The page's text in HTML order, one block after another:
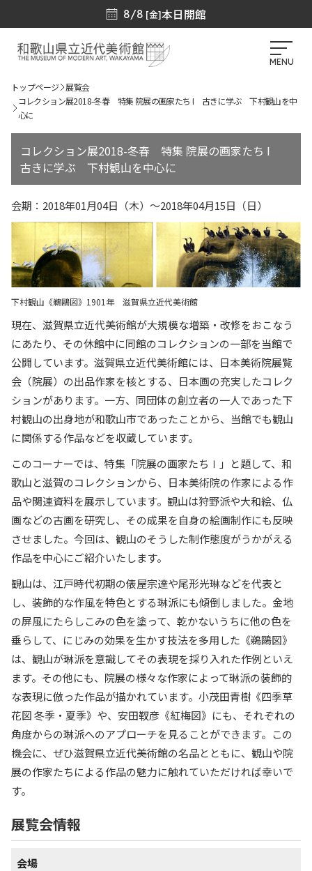
8/8 [金]本日開館
MENU
トップページ
展覧会
コレクション展2018-冬春 特集 院展の画家たち I 古きに学ぶ 下村観山を中
心に
コレクション展2018-冬春 特集 院展の画家たち I
古きに学ぶ 下村観山を中心に
会期：2018年01月04日（木）～2018年04月15日（日）
下村観山《鵜鷗図》1901年 滋賀県立近代美術館
現在、滋賀県立近代美術館が大規模な増築・改修をおこなう
にあたり、その休館中に同館のコレクションの一部を当館で
公開しています。滋賀県立近代美術館には、日本美術院展覧
会（院展）の出品作家を核とする、日本画の充実したコレク
ションがあります。一方、同団体の創立者の一人であった下
村観山の出身地が和歌山市であったことから、当館でも観山
に関係する作品などを収蔵しています。
このコーナーでは、特集「院展の画家たちⅠ」と題して、和
歌山と滋賀のコレクションから、日本美術院の作家による作
品や関連資料を展示しています。観山は狩野派や大和絵、仏
画などの古画を研究し、その成果を自身の絵画制作にも反映
させました。今回は、観山のそうした制作態度がうかがえる
作品を中心にご紹介いたします。
観山は、江戸時代初期の俵屋宗達や尾形光琳などを代表と
し、装飾的な作風を特色とする琳派にも傾倒しました。金地
の屏風にたらしこみの色を塗って、乾かないうちに他の色を
垂らして、にじみの効果を生かす技法を多用した《鵜鷗図》
は、観山が琳派を意識してその表現を採り入れた作例といえ
ます。その他にも、院展の様々な作家によって琳派の装飾的
な表現に倣った作品が描かれています。小茂田青樹《四季草
花図 冬季・夏季》や、安田靫彦《紅梅図》にも、それぞれの
角度からの琳派へのアプローチを見ることができます。この
機会に、ぜひ滋賀県立近代美術館の名品とともに、観山や院
展の作家たちによる作品の魅力に触れていただければ幸いで
す。
展覧会情報
会場